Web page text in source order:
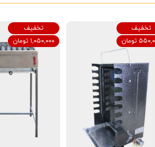
تخفیف
۱,۰۵۰,۰۰۰ تومان
تخفیف
تومان